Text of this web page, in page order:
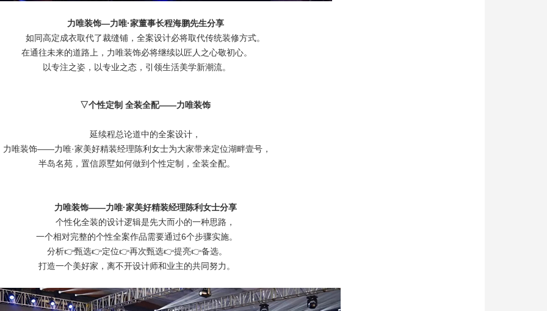
力唯装饰—力唯·家董事长程海鹏先生分享
如同高定成衣取代了裁缝铺，全案设计必将取代传统装修方式。
在通往未来的道路上，力唯装饰必将继续以匠人之心敬初心。
以专注之姿，以专业之态，引领生活美学新潮流。
▽个性定制 全装全配——力唯装饰
延续程总论道中的全案设计，
力唯装饰——力唯·家美好精装经理陈利女士为大家带来定位湖畔壹号，
半岛名苑，置信原墅如何做到个性定制，全装全配。
力唯装饰——力唯·家美好精装经理陈利女士分享
个性化全装的设计逻辑是先大而小的一种思路，
一个相对完整的个性全案作品需要通过6个步骤实施。
分析👉甄选👉定位👉再次甄选👉提亮👉备选。
打造一个美好家，离不开设计师和业主的共同努力。